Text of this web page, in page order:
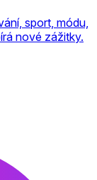
sport, módu,
nové zážitky.